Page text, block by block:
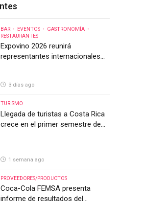
BAR EVENTOS
GASTRONOMÍA
RESTAURANTES
Expovino 2026 reunirá
representantes internacionales
3 días ago
TURISMO
Llegada de turistas a Costa Rica
crece en el primer semestre de
1 semana ago
PROVEEDORES/PRODUCTOS
Coca-Cola FEMSA presenta
informe de resultados del